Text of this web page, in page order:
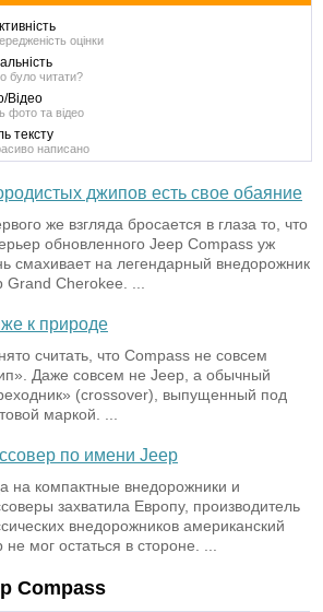
оцінки
було читати?
Відео
фото та відео
тексту
написано
джипов есть свое обаяние
же взгляда бросается в глаза то, что
обновленного Jeep Compass уж
смахивает на легендарный внедорожник
Grand Cherokee. ...
к природе
считать, что Compass не совсем
Даже совсем не Jeep, а обычный
(crossover), выпущенный под
маркой. ...
по имени Jeep
на компактные внедорожники и
захватила Европу, производитель
внедорожников американский
не мог остаться в стороне. ...
Compass